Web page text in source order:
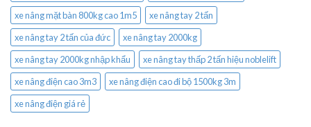
xe nâng mặt bàn 800kg cao 1m5
xe nâng tay 2 tấn
xe nâng tay 2 tấn của đức
xe nâng tay 2000kg
xe nâng tay 2000kg nhập khẩu
xe nâng tay thấp 2 tấn hiệu noblelift
xe nâng điện cao 3m3
xe nâng điện cao đi bộ 1500kg 3m
xe nâng điện giá rẻ